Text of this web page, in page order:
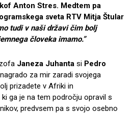
Anton Stres. Medtem pa
sveta RTV Mitja Štular
tudi v naši državi čim bolj
človeka imamo.”
Janeza Juhanta si Pedro
za mir zaradi svojega
prizadete v Afriki in
ga je na tem področju opravil s
predvsem pa s svojo osebno